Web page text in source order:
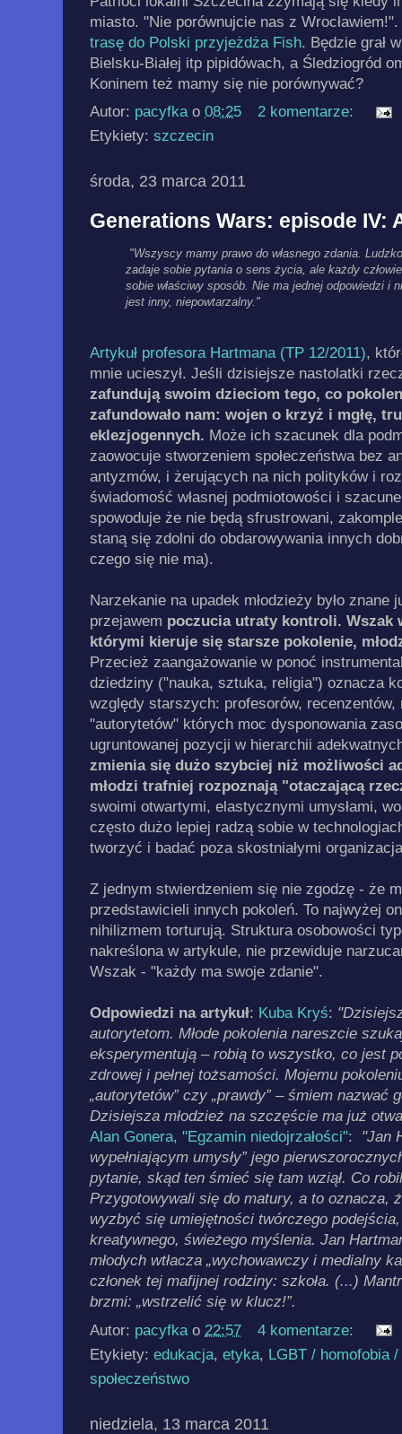
miasto. "Nie porównujcie nas z
trasę do Polski przyjeżdża Fish. Będzie grał
Bielsku-Białej itp pipidówach, a Śledziogród
Koninem też mamy się nie porównywać?
Autor: pacyfka o 08:25
2 komentarze:
Etykiety: szczecin
środa, 23 marca 2011
Generations Wars: episode IV:
"Wszyscy mamy prawo do własnego zdania.
zadaje sobie pytania o sens życia, ale każdy
sobie właściwy sposób. Nie ma jednej odpowiedzi i
jest inny, niepowtarzalny."
Artykuł profesora Hartmana (TP 12/2011),
mnie ucieszył. Jeśli dzisiejsze nastolatki
zafundują swoim dzieciom tego, co
zafundowało nam: wojen o krzyż i mgłę,
eklezjogennych. Może ich szacunek dla
zaowocuje stworzeniem społeczeństwa bez
antyzmów, i żerujących na nich polityków i
świadomość własnej podmiotowości i
spowoduje że nie będą sfrustrowani,
staną się zdolni do obdarowywania innych
czego się nie ma).
Narzekanie na upadek młodzieży było
przejawem poczucia utraty kontroli. Wszak
którymi kieruje się starsze pokolenie,
Przecież zaangażowanie w ponoć
dziedziny ("nauka, sztuka, religia") oznacza
względy starszych: profesorów,
"autorytetów" których moc dysponowania
ugruntowanej pozycji w hierarchii
zmienia się dużo szybciej niż możliwości
młodzi trafniej rozpoznają "otaczającą
swoimi otwartymi, elastycznymi umysłami,
często dużo lepiej radzą sobie w
tworzyć i badać poza skostniałymi
Z jednym stwierdzeniem się nie zgodzę - że
przedstawicieli innych pokoleń. To najwyżej
nihilizmem torturują. Struktura osobowości
nakreślona w artykule, nie przewiduje
Wszak - "każdy ma swoje zdanie".
Odpowiedzi na artykuł: Kuba Kryś:
autorytetom. Młode pokolenia nareszcie
eksperymentują – robią to wszystko, co jest
zdrowej i pełnej tożsamości. Mojemu
„autorytetów” czy „prawdy” – śmiem nazwać
Dzisiejsza młodzież na szczęście ma już
Alan Gonera, "Egzamin niedojrzałości": "Jan
wypełniającym umysły” jego
pytanie, skąd ten śmieć się tam wziął. Co
Przygotowywali się do matury, a to oznacza,
wyzbyć się umiejętności twórczego
kreatywnego, świeżego myślenia. Jan
młodych wtłacza „wychowawczy i medialny
członek tej mafijnej rodziny: szkoła. (...)
brzmi: „wstrzelić się w klucz!”.
Autor: pacyfka o 22:57
4 komentarze:
Etykiety: edukacja, etyka, LGBT / homofobia
społeczeństwo
niedziela, 13 marca 2011